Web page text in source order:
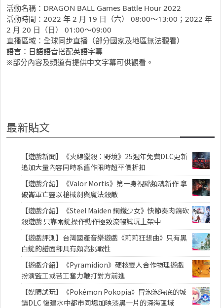
活動名稱：DRAGON BALL Games Battle Hour 2022
活動時間：2022 年 2 月 19 日（六） 08:00～13:00；2022 年
2 月 20 日（日） 01:00～09:00
直播區域：全球同步直播（部分國家及地區無法觀看）
語言：日語語音搭配英語字幕
※部分內容及頻道有提供中文字幕可供觀看。
最新貼文
【遊戲新聞】《火線獵殺：野境》25週年免費DLC更新
追加大量內容同時系舊作限時超平價折扣
【遊戲介紹】《Valor Mortis》第一身視點類魂新作 拿
破崙軍亡靈以槍械劍與魔法殺敵
【遊戲介紹】《Steel Maiden 鋼鐵少女》快節奏肉鴿砍
殺遊戲 只靠兩鍵操作動作極致流暢試玩上架中
【遊戲評測】台灣國產音樂遊戲《莉莉狂想曲》只有黑
白鍵的譜面卻具有頗高挑戰性
【遊戲介紹】《Pyramidion》硬核雙人合作物理遊戲
扮演監工或苦工奮力鞭打對方前進
【媒體試玩】《Pokémon Pokopia》冒泡泡海底的城
鎮DLC 復建水中都市同場加映漆黑一片的深海區域